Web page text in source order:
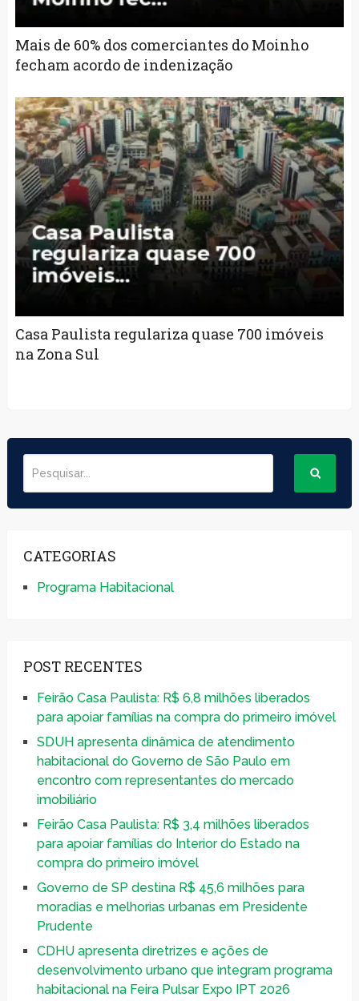
Mais de 60% dos comerciantes do Moinho
fecham acordo de indenização
Casa Paulista regulariza quase 700 imóveis
na Zona Sul
CATEGORIAS
Programa Habitacional
POST RECENTES
Feirão Casa Paulista: R$ 6,8 milhões liberados
para apoiar famílias na compra do primeiro imóvel
SDUH apresenta dinâmica de atendimento
habitacional do Governo de São Paulo em
encontro com representantes do mercado
imobiliário
Feirão Casa Paulista: R$ 3,4 milhões liberados
para apoiar famílias do Interior do Estado na
compra do primeiro imóvel
Governo de SP destina R$ 45,6 milhões para
moradias e melhorias urbanas em Presidente
Prudente
CDHU apresenta diretrizes e ações de
desenvolvimento urbano que integram programa
habitacional na Feira Pulsar Expo IPT 2026